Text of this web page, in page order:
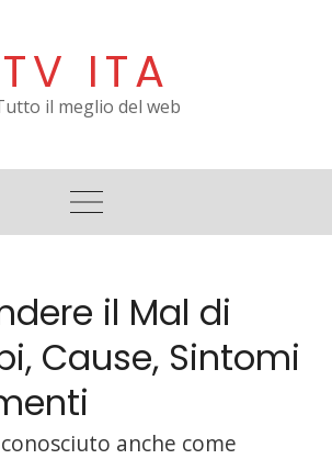
TV ITA
il meglio del web
il Mal di
Cause, Sintomi
anche come